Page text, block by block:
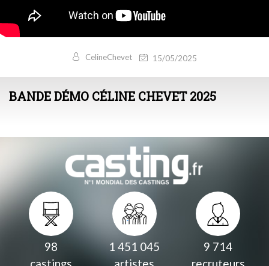
CelineChevet 15/05/2025
BANDE DÉMO CÉLINE CHEVET 2025
98
castings
1 451 045
artistes
9 714
recruteurs